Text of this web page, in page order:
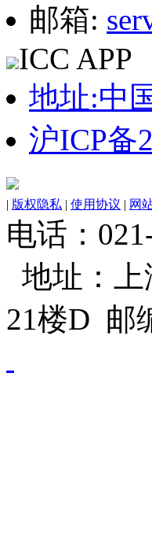
邮箱:
ICC APP
地址:中
沪ICP备
| 版权隐私 | 使用协议 | 网
电话：
地址：
21楼D 邮